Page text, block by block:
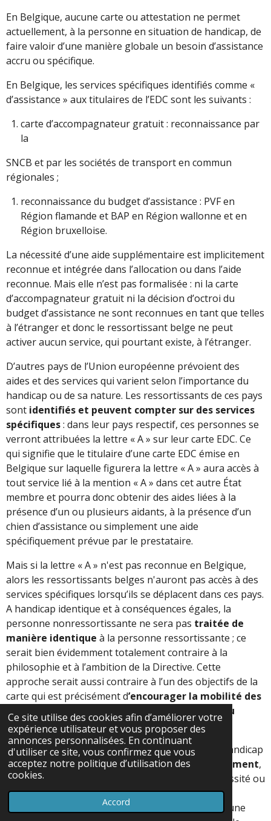
Ce site utilise des cookies afin d’améliorer votre
expérience utilisateur et vous proposer des
annonces personnalisées. En continuant
d'utiliser ce site, vous confirmez que vous
acceptez notre politique d’utilisation des
cookies.
Accord
En Belgique, aucune carte ou attestation ne permet
actuellement, à la personne en situation de handicap, de
faire valoir d’une manière globale un besoin d’assistance
accru ou spécifique.
En Belgique, les services spécifiques identifiés comme «
d’assistance » aux titulaires de l’EDC sont les suivants :
carte d’accompagnateur gratuit : reconnaissance par
la
SNCB et par les sociétés de transport en commun
régionales ;
reconnaissance du budget d’assistance : PVF en
Région flamande et BAP en Région wallonne et en
Région bruxelloise.
La nécessité d’une aide supplémentaire est implicitement
reconnue et intégrée dans l’allocation ou dans l’aide
reconnue. Mais elle n’est pas formalisée : ni la carte
d’accompagnateur gratuit ni la décision d’octroi du
budget d’assistance ne sont reconnues en tant que telles
à l’étranger et donc le ressortissant belge ne peut
activer aucun service, qui pourtant existe, à l’étranger.
D’autres pays de l’Union européenne prévoient des
aides et des services qui varient selon l’importance du
handicap ou de sa nature. Les ressortissants de ces pays
sont identifiés et peuvent compter sur des services
spécifiques: dans leur pays respectif, ces personnes se
verront attribuées la lettre « A » sur leur carte EDC. Ce
qui signifie que le titulaire d’une carte EDC émise en
Belgique sur laquelle figurera la lettre « A » aura accès à
tout service lié à la mention « A » dans cet autre État
membre et pourra donc obtenir des aides liées à la
présence d’un ou plusieurs aidants, à la présence d’un
chien d’assistance ou simplement une aide
spécifiquement prévue par le prestataire.
Mais si la lettre « A » n'est pas reconnue en Belgique,
alors les ressortissants belges n'auront pas accès à des
services spécifiques lorsqu’ils se déplacent dans ces pays.
A handicap identique et à conséquences égales, la
personne nonressortissante ne sera pas traitée de
manière identique à la personne ressortissante ; ce
serait bien évidemment totalement contraire à la
philosophie et à l’ambition de la Directive. Cette
approche serait aussi contraire à l’un des objectifs de la
carte qui est précisément d’encourager la mobilité des
personnes avec un besoin d’assistance accru ou
spécifique.
Il convient aussi de ne pas perdre de vue que le handicap
est aussi unequestion de relation à l’environnement,
et que cet environnement a un impact sur la nécessité ou
non d’un accompagnement. A titre d’exemple, une
personne en fauteuil roulant n’aura besoin d’aucune